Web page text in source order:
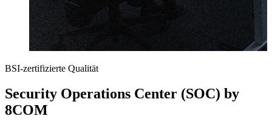
BSI-zertifizierte Qualität
Security Operations Center (SOC) by
8COM